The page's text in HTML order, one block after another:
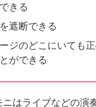
きる
遮断できる
ジのどこにいても
ができる
ニはライブなどの演